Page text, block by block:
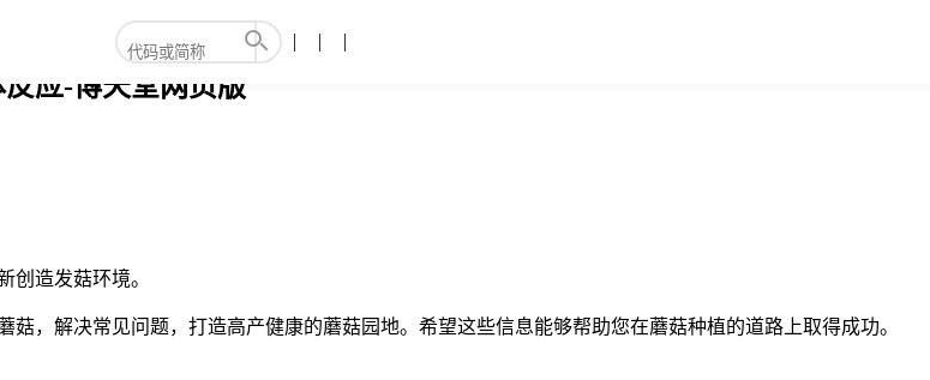
应-博天堂网页版
创造发菇环境。
，解决常见问题，打造高产健康的蘑菇园地。希望这些信息能够帮助您在蘑菇种植的道路上取得成功。